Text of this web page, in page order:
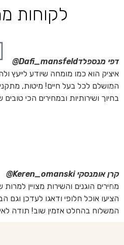
לקוחות
דפי מנספלדDafi_mansfeld@
איציק הוא כמו מומחה שיודע לייעץ
המושלם לכל בעל חיים! מיטות,
בחיוך ושירותיות ובמחירים הכי
קרן אומנסקיKeren_omanski@
מחירים הוגנים והשירות מצויין
המשלוח בהחלט אזמין שוב! תודה